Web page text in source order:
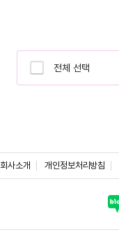
전체 선택
회사소개 개인정보처리방침